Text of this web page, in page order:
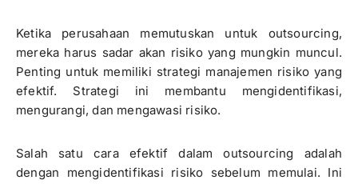
Ketika perusahaan memutuskan untuk outsourcing,
mereka harus sadar akan risiko yang mungkin muncul.
Penting untuk memiliki strategi manajemen risiko yang
efektif. Strategi ini membantu mengidentifikasi,
mengurangi, dan mengawasi risiko.
Salah satu cara efektif dalam outsourcing adalah
dengan mengidentifikasi risiko sebelum memulai. Ini